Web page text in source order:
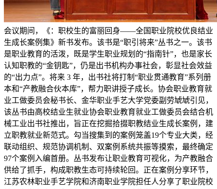
会议期间，《：职校生的富丽回身——全国职业院校优良结业
生成长案例集》新书发布。该书是“职引将来”丛书之一。该书
是职业教育的活泼，既是学生职业规划的“指南针”，也是家长
认知职教的“金钥匙”，仍是出书机构办事社会，彰显社会效益
的“出力点”。将来 3 年，出书社将打制“职业贯通教育”系列册
本和“产教融合伙本库”，帮力职讲授子成长。协会职业教育就
业工做委员会秘书长、金华职业手艺大学党委副劳虓虓引见，
该丛书由高校结业生就业协会职业教育就业工做委员会结合机
械工业出书社推出，旨正在挖掘拾掇职教结业生成长案例，建
立职教就业新范式。勾当搜集到的案例笼盖19个专业大类，经
联动组织、规范协调机制、双案例系统共振等摸索，最终确定
97个案例入编首册。丛书发布让职业教育可视化，为产教融合
供给了抓手，构成职教生态可持续轮回。正在案例分享环节，
江苏农林职业手艺学院和济南职业学院担任人分享了职业院校